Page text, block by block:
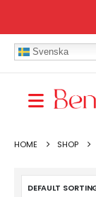
Svenska
HOME SHOP